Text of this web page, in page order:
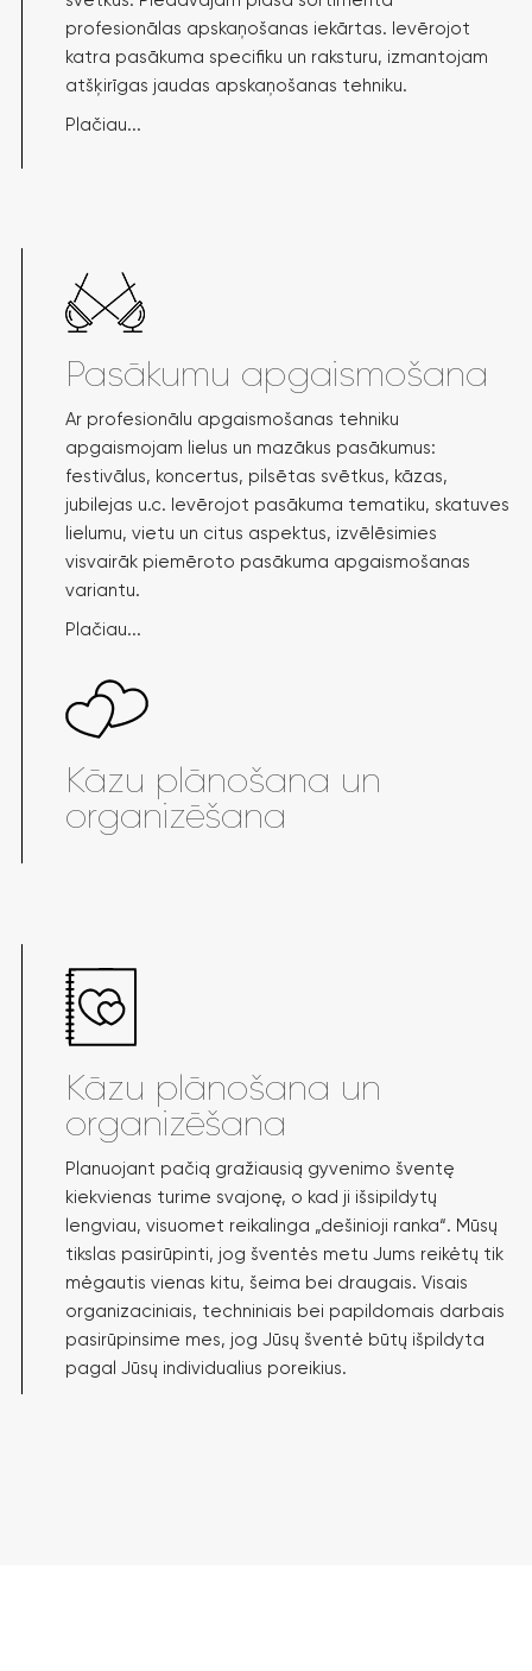
profesionālas apskaņošanas iekārtas. Ievērojot
katra pasākuma specifiku un raksturu, izmantojam
atšķirīgas jaudas apskaņošanas tehniku.
Plačiau...
Pasākumu apgaismošana
Ar profesionālu apgaismošanas tehniku
apgaismojam lielus un mazākus pasākumus:
festivālus, koncertus, pilsētas svētkus, kāzas,
jubilejas u.c. Ievērojot pasākuma tematiku, skatuves
lielumu, vietu un citus aspektus, izvēlēsimies
visvairāk piemēroto pasākuma apgaismošanas
variantu.
Plačiau...
Kāzu plānošana un
organizēšana
Kāzu plānošana un
organizēšana
Planuojant pačią gražiausią gyvenimo šventę
kiekvienas turime svajonę, o kad ji išsipildytų
lengviau, visuomet reikalinga „dešinioji ranka“. Mūsų
tikslas pasirūpinti, jog šventės metu Jums reikėtų tik
mėgautis vienas kitu, šeima bei draugais. Visais
organizaciniais, techniniais bei papildomais darbais
pasirūpinsime mes, jog Jūsų šventė būtų išpildyta
pagal Jūsų individualius poreikius.